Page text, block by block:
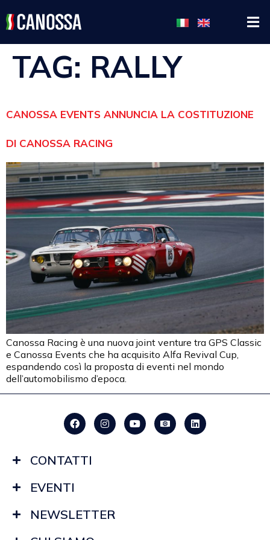
TAG: RALLY
CANOSSA EVENTS ANNUNCIA LA COSTITUZIONE
DI CANOSSA RACING
Canossa Racing è una nuova joint venture tra GPS Classic
e Canossa Events che ha acquisito Alfa Revival Cup,
espandendo così la proposta di eventi nel mondo
dell’automobilismo d’epoca.
CONTATTI
EVENTI
NEWSLETTER